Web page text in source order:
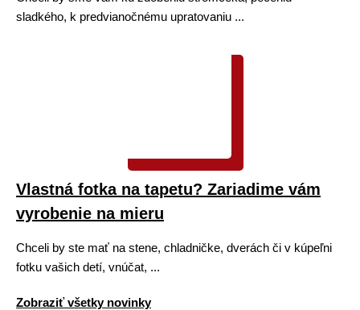
sladkého, k predvianočnému upratovaniu ...
Vlastná fotka na tapetu? Zariadime vám
vyrobenie na mieru
Chceli by ste mať na stene, chladničke, dverách či v kúpeľni
fotku vašich detí, vnúčat, ...
Zobraziť všetky novinky